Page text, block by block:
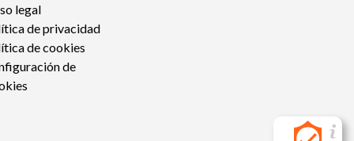
legal
de privacidad
de cookies
de